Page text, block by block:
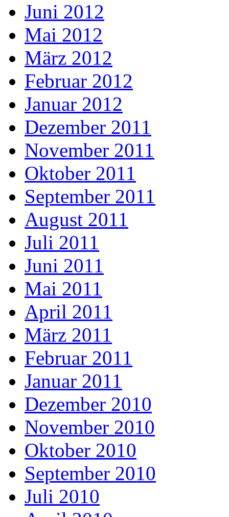
Juni 2012
Mai 2012
März 2012
Februar 2012
Januar 2012
Dezember 2011
November 2011
Oktober 2011
September 2011
August 2011
Juli 2011
Juni 2011
Mai 2011
April 2011
März 2011
Februar 2011
Januar 2011
Dezember 2010
November 2010
Oktober 2010
September 2010
Juli 2010